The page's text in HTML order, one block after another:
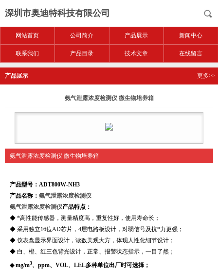
深圳市奥迪特科技有限公司
网站首页 公司简介 产品展示 新闻中心
联系我们 产品目录 技术文章 在线留言
产品展示 更多>>
氨气泄露浓度检测仪 微生物培养箱
氨气泄露浓度检测仪 微生物培养箱
产品型号：ADT800W-NH3
产品名称： 氨气泄露浓度检测仪
氨气泄露浓度检测仪产品特点：
◆ *高性能传感器，测量精度高，重复性好，使用寿命长；
◆ 采用独立16位AD芯片，4层电路板设计，对弱信号及抗*力更强；
◆ 仪表盘显示界面设计，读数美观大方，体现人性化细节设计；
◆ 白、橙、红三色背光设计，正常、报警状态指示，一目了然；
◆ mg/m3、ppm、VOL、LEL多种单位出厂时可选择；